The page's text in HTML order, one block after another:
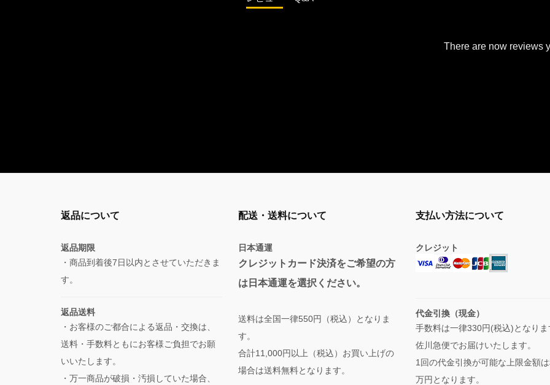
There are now reviews
返品について
返品期限
・商品到着後7日以内とさせていただきま
す。
返品送料
・お客様のご都合による返品・交換は、
送料・手数料ともにお客様ご負担でお願
いいたします。
・万一商品が破損・汚損していた場合、
配送・送料について
日本通運
クレジットカード決済をご希望の方
は日本通運を選択ください。
送料は全国一律550円（税込）となりま
す。
合計11,000円以上（税込）お買い上げの
場合は送料無料となります。
支払い方法について
クレジット
代金引換（現金）
手数料は一律330円(税込)となりま
佐川急便でお届けいたします。
1回の代金引換が可能な上限金額
万円となります。